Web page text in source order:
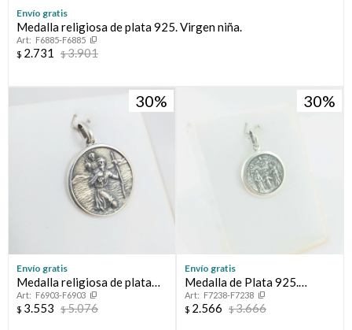
Envío gratis
Medalla religiosa de plata 925. Virgen niña.
F6885-F6885
$ 2.731 $3.901
30
Envío gratis
Medalla religiosa de plata
925, San Cristobal, diámetro
27mm.
F6903-F6903
$ 3.553 $5.076
30
Envío gratis
Medalla de Plata 925.
Sagrada Familia.
F7238-F7238
$ 2.566 $3.666